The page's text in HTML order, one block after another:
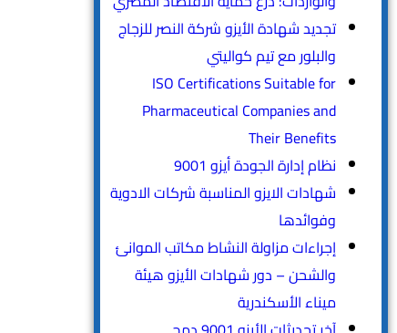
تجديد شهادة الأيزو شركة النصر للزجاج
والبلور مع تيم كواليتي
ISO Certifications Suitable for
Pharmaceutical Companies and
Their Benefits
نظام إدارة الجودة أيزو 9001
شهادات الايزو المناسبة شركات الادوية
وفوائدها
إجراءات مزاولة النشاط مكاتب الموانئ
والشحن – دور شهادات الأيزو هيئة
ميناء الأسكندرية